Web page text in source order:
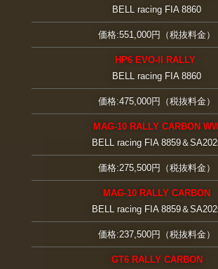
BELL racing FIA 8860
価格:551,000円（税抜料金）
HP6 EVO-II RALLY
BELL racing FIA 8860
価格:475,000円（税抜料金）
MAG-10 RALLY CARBON
BELL racing FIA 8859＆
価格:275,500円（税抜料金）
MAG-10 RALLY CARBON
BELL racing FIA 8859＆
価格:237,500円（税抜料金）
GT6 RALLY CARBON